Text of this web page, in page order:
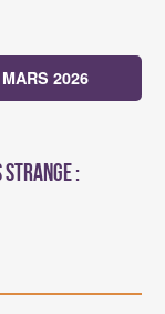
2026
Strange :